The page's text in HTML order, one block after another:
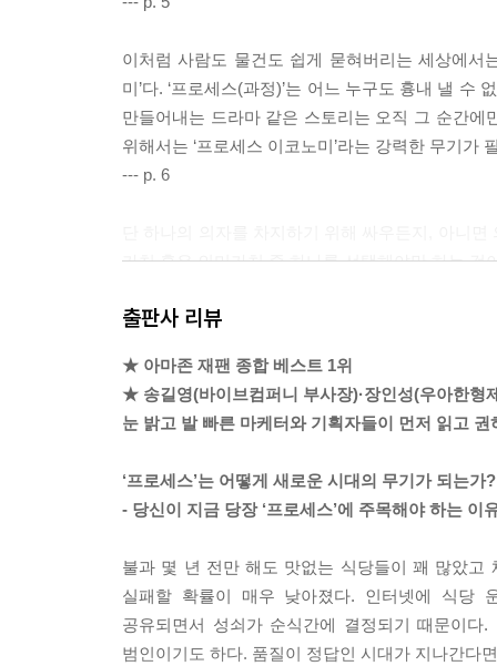
이처럼 사람도 물건도 쉽게 묻혀버리는 세상에서
미’다. ‘프로세스(과정)’는 어느 누구도 흉내 낼
만들어내는 드라마 같은 스토리는 오직 그 순간
위해서는 ‘프로세스 이코노미’라는 강력한 무기가
--- p. 6
가치 혹은 의미가치 중 하나를 선택해야만 하는
할 동료가 되어준다. 고객 한 명 한 명이 주변 사
스를 만들어갈 수 있다. 이와 같은 과정이 반복되
가장 밑에서부터 받쳐주는 요소가 바로 이야기와
요컨대 ‘정답주의’라는 고정관념에서 벗어나 ‘
어색할 수도 있다. 하지만 프로세스를 공개하고
제라도 중간에 방향을 바꿀 수 있음을 전제로 한
--- p. 93
출판사 리뷰
★ 아마존 재팬 종합 베스트 1위
★ 송길영(바이브컴퍼니 부사장)·장인성(우아한형
눈 밝고 발 빠른 마케터와 기획자들이 먼저 읽고 권
‘프로세스’는 어떻게 새로운 시대의 무기가 되는가?
- 당신이 지금 당장 ‘프로세스’에 주목해야 하는 이
불과 몇 년 전만 해도 맛없는 식당들이 꽤 많았고
실패할 확률이 매우 낮아졌다. 인터넷에 식당
공유되면서 성쇠가 순식간에 결정되기 때문이다
범인이기도 하다. 품질이 정답인 시대가 지나간다